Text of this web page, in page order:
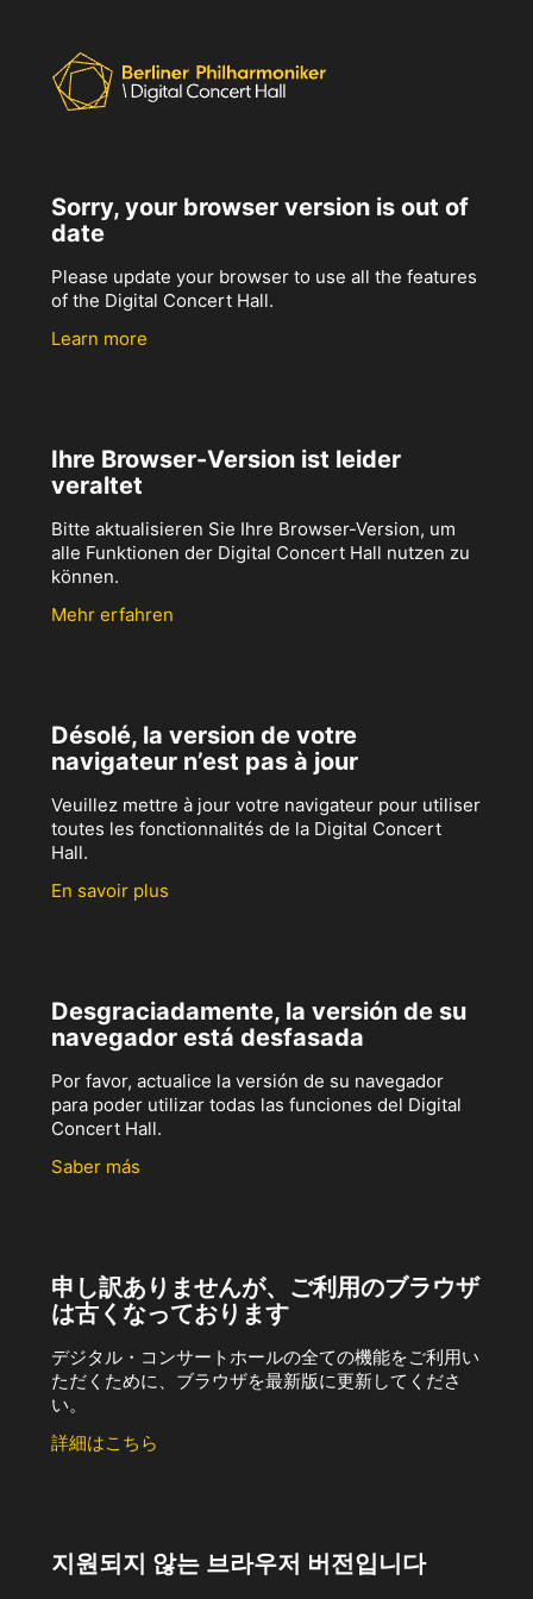
Sorry, your browser version is out of
date
Please update your browser to use all the features
of the Digital Concert Hall.
Learn more
Ihre Browser-Version ist leider
veraltet
Bitte aktualisieren Sie Ihre Browser-Version, um
alle Funktionen der Digital Concert Hall nutzen zu
können.
Mehr erfahren
Désolé, la version de votre
navigateur n’est pas à jour
Veuillez mettre à jour votre navigateur pour utiliser
toutes les fonctionnalités de la Digital Concert
Hall.
En savoir plus
Desgraciadamente, la versión de su
navegador está desfasada
Por favor, actualice la versión de su navegador
para poder utilizar todas las funciones del Digital
Concert Hall.
Saber más
申し訳ありませんが、ご利用のブラウザ
は古くなっております
デジタル・コンサートホールの全ての機能をご利用い
ただくために、ブラウザを最新版に更新してくださ
い。
詳細はこちら
지원되지 않는 브라우저 버전입니다